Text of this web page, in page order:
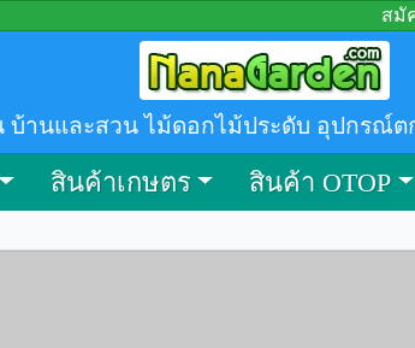
สมั
านและสวน ไม้ดอกไม้ประดับ อุปกรณ์
สินค้าเกษตร สินค้า OTOP